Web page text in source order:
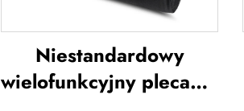
tenisa i badmintona
Niestandardowy
wielofunkcyjny plecak o